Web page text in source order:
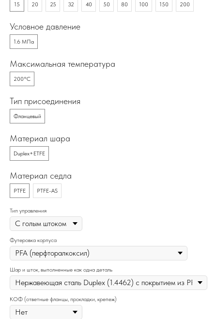
15 20 25 32 40 50 80 100 150 200
Условное давление
1.6 МПа
Максимальная температура
200°C
Тип присоединения
Фланцевый
Материал шара
Duplex+ETFE
Материал седла
PTFE PTFE-AS
Тип управления
Футеровка корпуса
Шар и шток, выполненные как одна деталь
КОФ (ответные фланцы, прокладки, крепеж)